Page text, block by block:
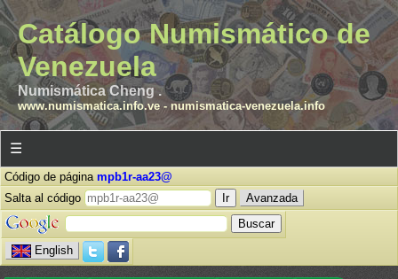
Catálogo Numismático de
Venezuela
Numismática Cheng .
www.numismatica.info.ve- numismatica-venezuela.info
☰
Código de página mpb1r-aa23@
Salta al código
Avanzada
English